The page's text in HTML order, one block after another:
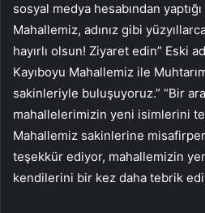
sosyal medya hesabından
Mahallemiz, adınız gibi
hayırlı olsun! Ziyaret edin” Eski
Kayıboyu Mahallemiz ile
sakinleriyle buluşuyoruz.” “Bir
mahallelerimizin yeni isimlerini
Mahallemiz sakinlerine
teşekkür ediyor, mahallemizin
kendilerini bir kez daha tebrik